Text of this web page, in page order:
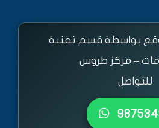
بواسطة قسم تقنية
– مركز طروس
للتواصل